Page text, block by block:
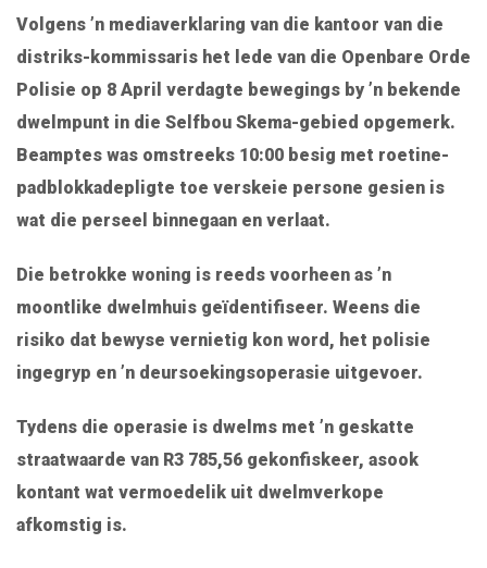
Volgens ’n mediaverklaring van die kantoor van die
distriks-kommissaris het lede van die Openbare Orde
Polisie op 8 April verdagte bewegings by ’n bekende
dwelmpunt in die Selfbou Skema-gebied opgemerk.
Beamptes was omstreeks 10:00 besig met roetine-
padblokkadepligte toe verskeie persone gesien is
wat die perseel binnegaan en verlaat.
Die betrokke woning is reeds voorheen as ’n
moontlike dwelmhuis geïdentifiseer. Weens die
risiko dat bewyse vernietig kon word, het polisie
ingegryp en ’n deursoekingsoperasie uitgevoer.
Tydens die operasie is dwelms met ’n geskatte
straatwaarde van R3 785,56 gekonfiskeer, asook
kontant wat vermoedelik uit dwelmverkope
afkomstig is.